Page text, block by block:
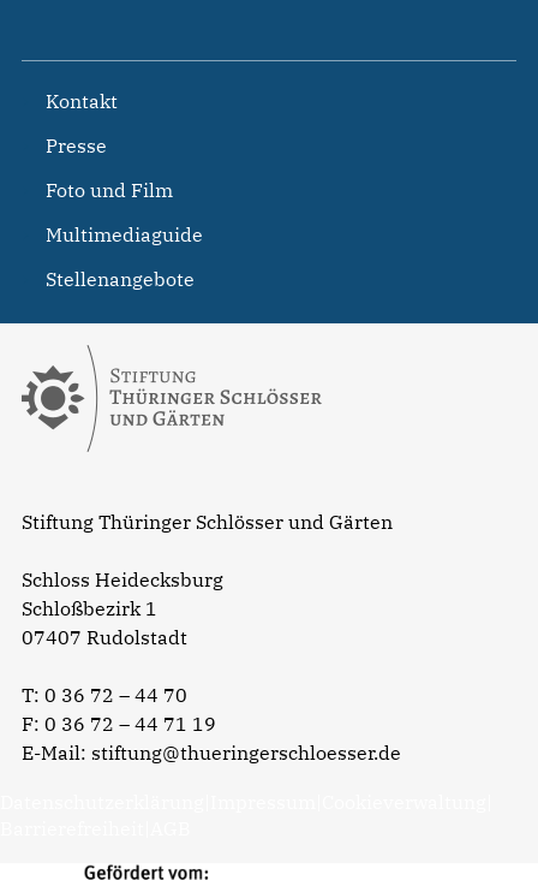
Stiftung Thüringer Schlösser und Gärten
Schloss Heidecksburg
Schloßbezirk 1
07407 Rudolstadt
T: 0 36 72 – 44 70
F: 0 36 72 – 44 71 19
E-Mail: stiftung@thueringerschloesser.de
Kontakt
Presse
Foto und Film
Multimediaguide
Stellenangebote